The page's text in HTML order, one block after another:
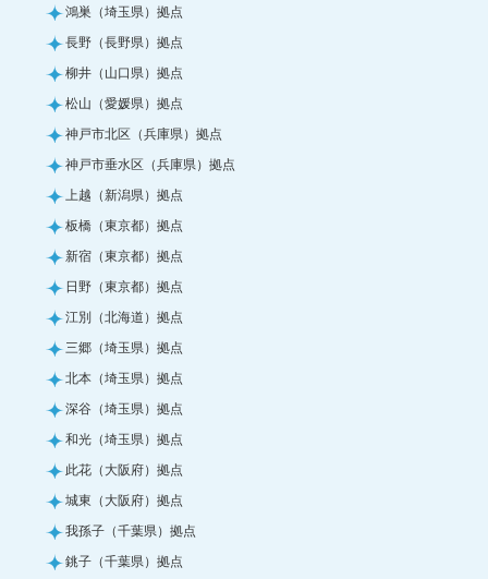
鴻巣（埼玉県）拠点
長野（長野県）拠点
柳井（山口県）拠点
松山（愛媛県）拠点
神戸市北区（兵庫県）拠点
神戸市垂水区（兵庫県）拠点
上越（新潟県）拠点
板橋（東京都）拠点
新宿（東京都）拠点
日野（東京都）拠点
江別（北海道）拠点
三郷（埼玉県）拠点
北本（埼玉県）拠点
深谷（埼玉県）拠点
和光（埼玉県）拠点
此花（大阪府）拠点
城東（大阪府）拠点
我孫子（千葉県）拠点
銚子（千葉県）拠点